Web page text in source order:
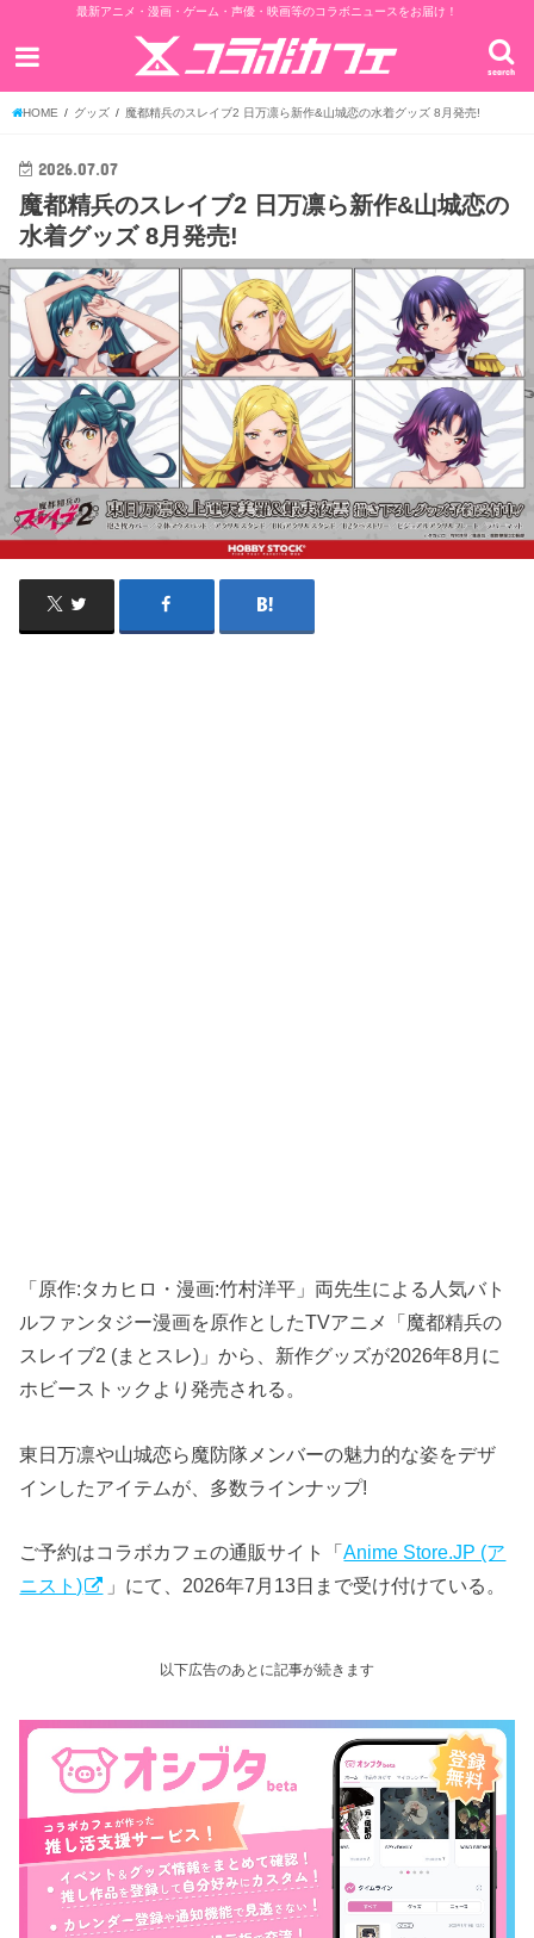
最新アニメ・漫画・ゲーム・声優・映画等のコラボニュースをお届け！
search
HOME グッズ 魔都精兵のスレイブ2 日万凛ら新作&山城恋の水着グッズ 8月発売!
2026.07.07
魔都精兵のスレイブ2 日万凛ら新作&山城恋の
水着グッズ 8月発売!
「原作:タカヒロ・漫画:竹村洋平」両先生による人気バト
ルファンタジー漫画を原作としたTVアニメ「魔都精兵の
スレイブ2 (まとスレ)」から、新作グッズが2026年8月に
ホビーストックより発売される。
東日万凛や山城恋ら魔防隊メンバーの魅力的な姿をデザ
インしたアイテムが、多数ラインナップ!
ご予約はコラボカフェの通販サイト「Anime Store.JP (ア
ニスト)
」にて、2026年7月13日まで受け付けている。
以下広告のあとに記事が続きます